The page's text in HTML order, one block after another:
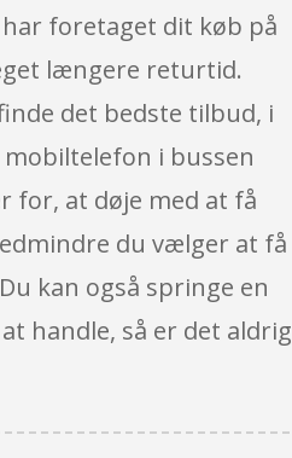
foretaget dit køb på
længere returtid.
det bedste tilbud, i
i bussen
for, at døje med at få
du vælger at få
kan også springe en
handle, så er det aldrig